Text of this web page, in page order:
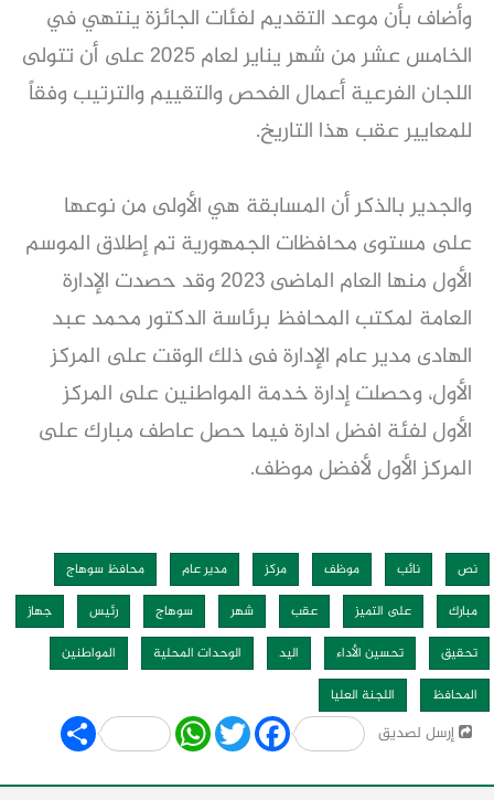
وأضاف بأن موعد التقديم لفئات الجائزة ينتهي في
الخامس عشر من شهر يناير لعام 2025 على أن تتولى
اللجان الفرعية أعمال الفحص والتقييم والترتيب وفقاً
للمعايير عقب هذا التاريخ.
والجدير بالذكر أن المسابقة هي الأولى من نوعها
على مستوى محافظات الجمهورية تم إطلاق الموسم
الأول منها العام الماضى 2023 وقد حصدت الإدارة
العامة لمكتب المحافظ برئاسة الدكتور محمد عبد
الهادى مدير عام الإدارة فى ذلك الوقت على المركز
الأول، وحصلت إدارة خدمة المواطنين على المركز
الأول لفئة افضل ادارة فيما حصل عاطف مبارك على
المركز الأول لأفضل موظف.
نص نائب موظف مركز مدير عام
محافظ سوهاج
مبارك
على التميز عقب شهر سوهاج رئيس
جهاز
تحقيق
تحسين الأداء اليد الوحدات المحلية
المواطنين
المحافظ
اللجنة العليا
إرسل لصديق Share WhatsApp
Twitter Facebook